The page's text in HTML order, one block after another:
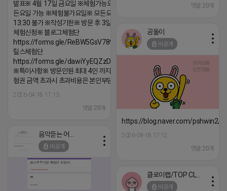
발표※ 4월 17일 금요일 ※체험가능요일※ 모
든요일 가능 ※체험불가요일※ 모든요일 12 ~
13:30 불가 ※작성기한※ 방문 후 3일 이내 ※
체험신청※ 블로그체험단
https://forms.gle/ReBW5GsV789ur2Pz6
릴스체험단
https://forms.gle/dawiYyEQZzDdqf8W8
※특이사항※ 방문인원 최대 4인 까지 가능 체
험권 금액 초과시 초과비용은 본인부담입니다.
2026-04-18 17:13
댓글:20개
댓글:20개
공돌이
비공개
https://blog.naver.com/pshwin2/
2026-04-18 17:12
댓글:20개
비공개
비공개